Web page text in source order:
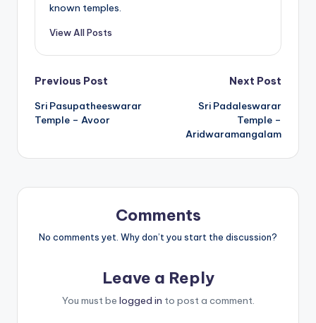
known temples.
View All Posts
Post
navigation
Previous Post
Sri Pasupatheeswarar
Temple – Avoor
Next Post
Sri Padaleswarar
Temple –
Aridwaramangalam
Comments
No comments yet. Why don’t you start the discussion?
Leave a Reply
You must be logged in to post a comment.